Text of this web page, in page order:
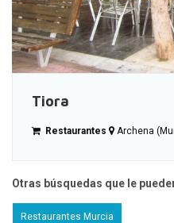
Tiora
Restaurantes Archena
Otras búsquedas que le
Restaurantes Murcia